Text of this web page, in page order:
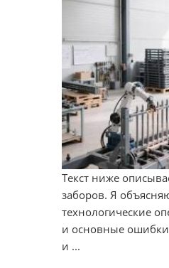
Текст ниже
заборов. Я
технологические
и основные
и ...